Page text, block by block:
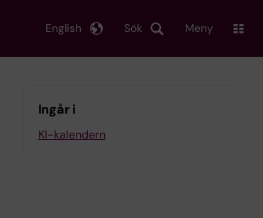
Sök
English Meny
Ingår i
KI-kalendern